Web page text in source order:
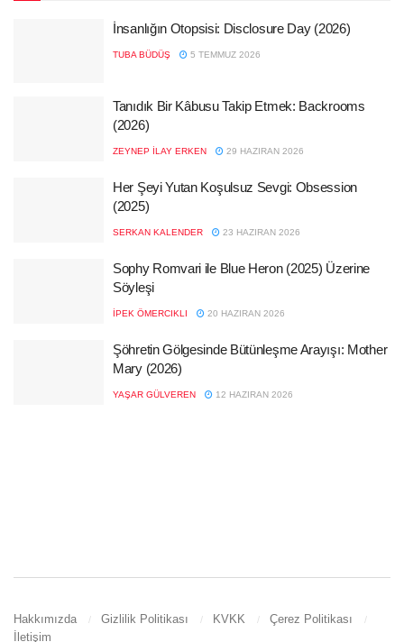
İnsanlığın Otopsisi: Disclosure Day (2026)
TUBA BÜDÜŞ 5 TEMMUZ 2026
Tanıdık Bir Kâbusu Takip Etmek: Backrooms
(2026)
ZEYNEP İLAY ERKEN 29 HAZIRAN 2026
Her Şeyi Yutan Koşulsuz Sevgi: Obsession
(2025)
SERKAN KALENDER 23 HAZIRAN 2026
Sophy Romvari ile Blue Heron (2025) Üzerine
Söyleşi
İPEK ÖMERCIKLI 20 HAZIRAN 2026
Şöhretin Gölgesinde Bütünleşme Arayışı: Mother
Mary (2026)
YAŞAR GÜLVEREN 12 HAZIRAN 2026
Hakkımızda Gizlilik Politikası KVKK
Çerez Politikası
İletişim